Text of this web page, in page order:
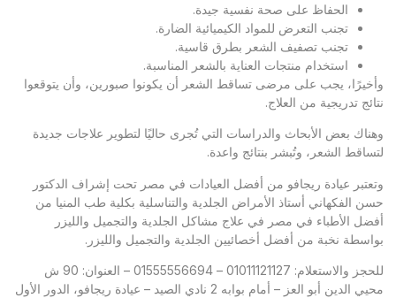
الحفاظ على صحة نفسية جيدة.
تجنب التعرض للمواد الكيميائية الضارة.
تجنب تصفيف الشعر بطرق قاسية.
استخدام منتجات العناية بالشعر المناسبة.
وأخيرًا، يجب على مرضى تساقط الشعر أن يكونوا صبورين، وأن يتوقعوا
نتائج تدريجية من العلاج.
وهناك بعض الأبحاث والدراسات التي تُجرى حاليًا لتطوير علاجات جديدة
لتساقط الشعر، وتُبشر بنتائج واعدة.
وتعتبر عيادة ريجافو من أفضل العيادات في مصر تحت إشراف الدكتور
حسن الفكهاني أستاذ الأمراض الجلدية والتناسلية بكلية طب المنيا من
أفضل الأطباء في مصر في علاج مشاكل الجلدية والتجميل والليزر
بواسطة نخبة من أفضل أخصائيين الجلدية والتجميل والليزر.
للحجز والاستعلام: 01011121127 – 01555556694 – العنوان: 90 ش
محيي الدين أبو العز – أمام بوابه 2 نادي الصيد – عيادة ريجافو، الدور الأول